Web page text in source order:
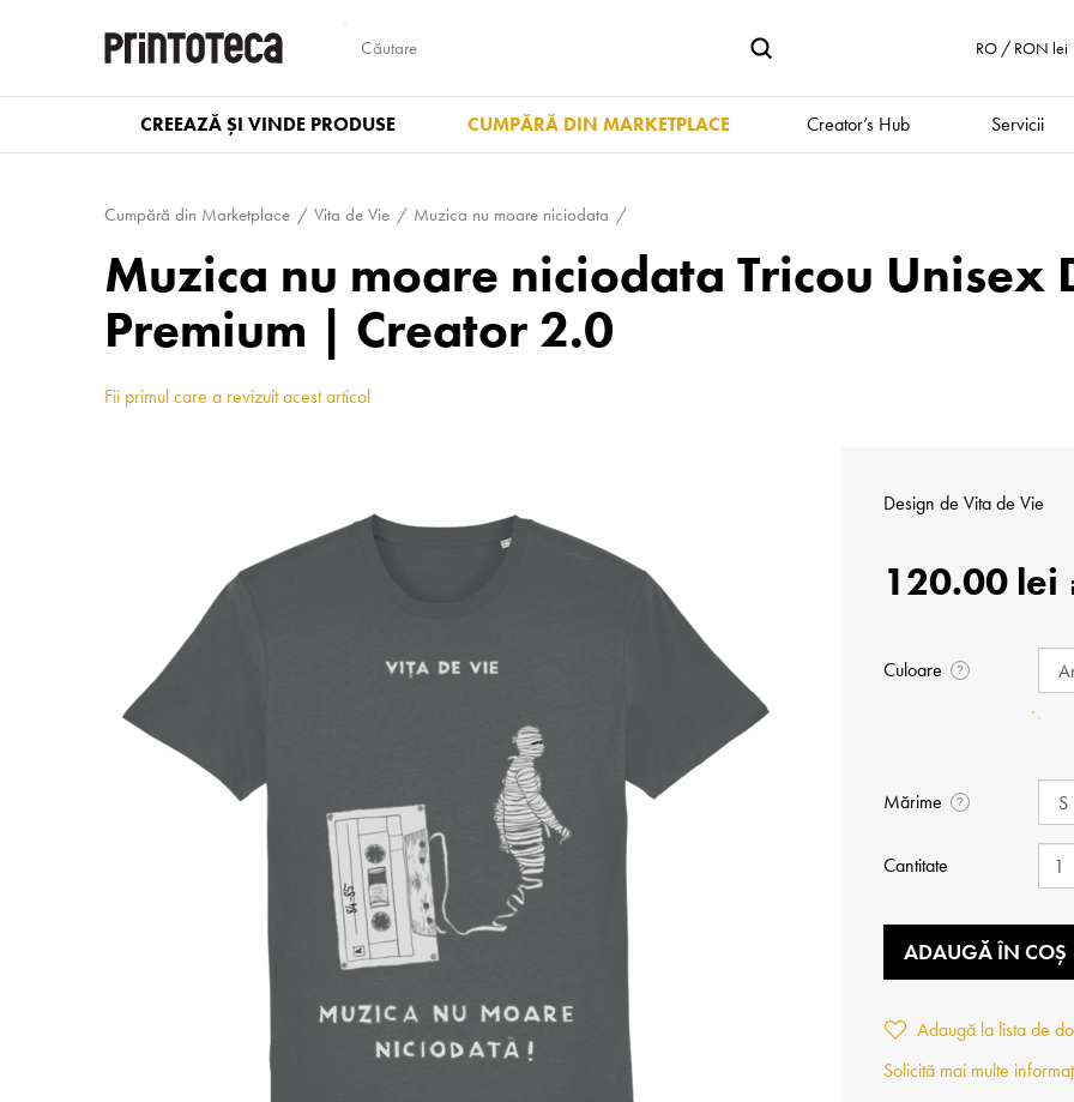
RO / RON lei
CREEAZĂ ȘI VINDE PRODUSE CUMPĂRĂ DIN MARKETPLACE Creator’s Hub Servicii
Cumpără din Marketplace Vita de Vie Muzica nu moare niciodata
Muzica nu moare niciodata Tricou Unisex
Premium | Creator 2.0
Fii primul care a revizuit acest articol
Design de Vita de Vie
120.00 lei
Culoare ?
Mărime ?
Cantitate
ADAUGĂ ÎN COȘ
Adaugă la lista de
Solicită mai multe